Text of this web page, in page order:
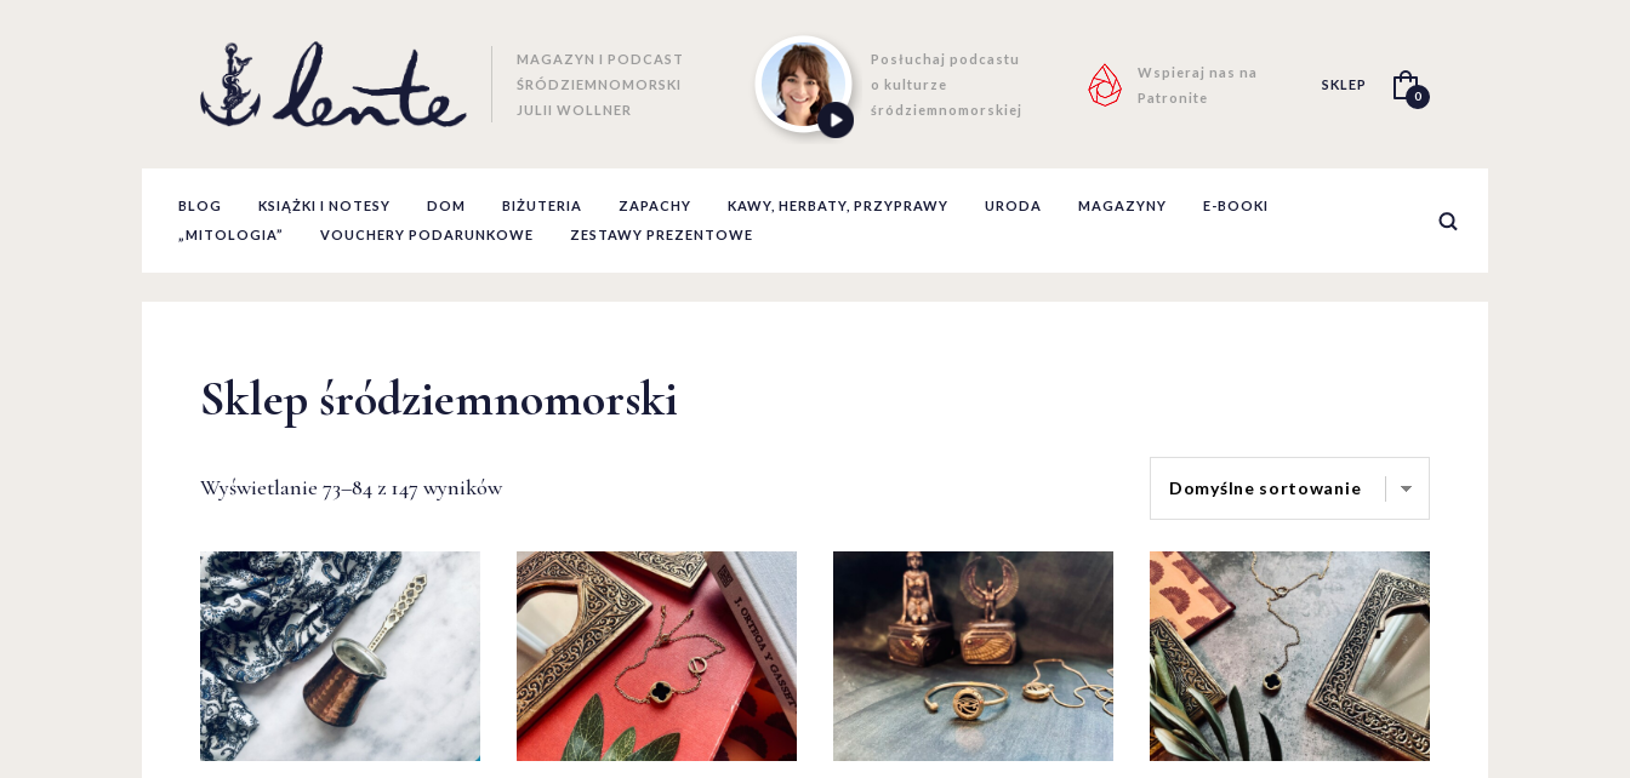
MAGAZYN I PODCAST
ŚRÓDZIEMNOMORSKI
JULII WOLLNER
Posłuchaj podcastu
o kulturze
śródziemnomorskiej
Wspieraj nas na
Patronite
SKLEP
0
BLOG KSIĄŻKI I NOTESY DOM BIŻUTERIA ZAPACHY KAWY, HERBATY, PRZYPRAWY URODA MAGAZYNY
E-BOOKI
„MITOLOGIA”
VOUCHERY PODARUNKOWE ZESTAWY PREZENTOWE
Sklep śródziemnomorski
Wyświetlanie 73–84 z 147 wyników